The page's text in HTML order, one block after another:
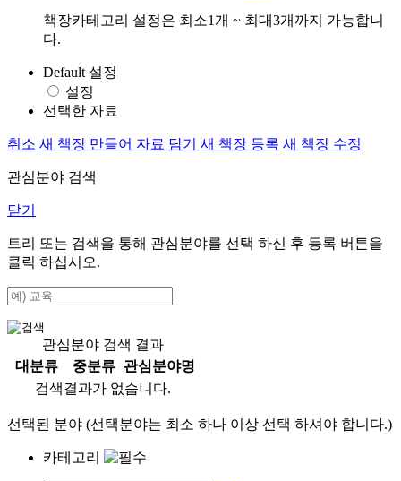
책장카테고리 설정은 최소1개 ~ 최대3개까지 가능합니
다.
Default 설정
설정
선택한 자료
취소 새 책장 만들어 자료 담기 새 책장 등록 새 책장 수정
관심분야 검색
닫기
트리 또는 검색을 통해 관심분야를 선택 하신 후 등록 버튼을
클릭 하십시오.
관심분야 검색 결과
대분류
중분류
관심분야명
검색결과가 없습니다.
선택된 분야 (선택분야는 최소 하나 이상 선택 하셔야 합니다.)
카테고리